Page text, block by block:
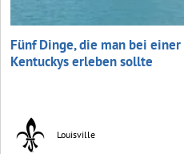
Fünf Dinge, die man bei
Kentuckys erleben sollte
Louisville